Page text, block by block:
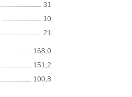
31
10
21
168,0
151,2
100,8